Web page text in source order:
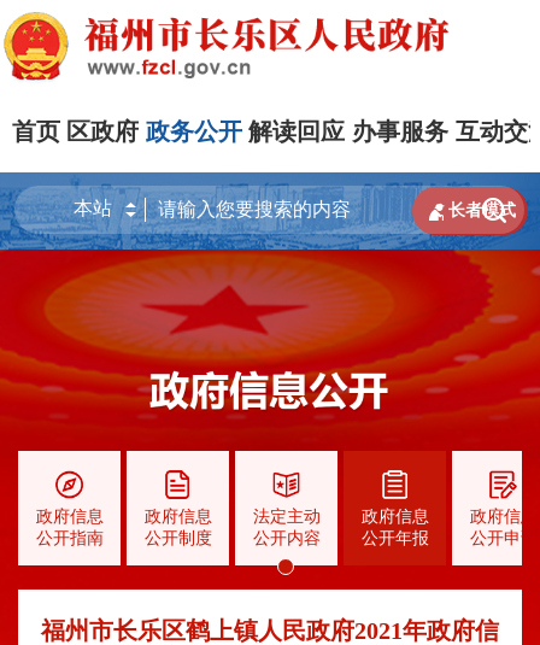
首页 区政府 政务公开 解读回应 办事服务 互动交

 长者模式
政府信息
公开指南
政府信息
公开制度
法定主动
公开内容
政府信息
公开年报
政府信息
公开申请
福州市长乐区鹤上镇人民政府2021年政府信